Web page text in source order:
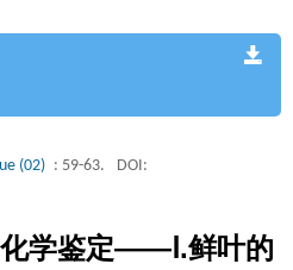
(02) : 59-63.
DOI:
学鉴定——Ⅰ.鲜叶的